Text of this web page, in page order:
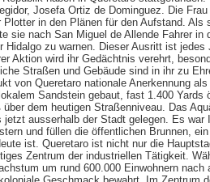
Josefa Ortiz de Dominguez. Die
in den Plänen für den Aufstand. Als
sie nach San Miguel de Allende Fahrer in
Hidalgo zu warnen. Dieser Ausritt ist
Aktion wird ihr Gedächtnis verehrt,
Straßen und Gebäude sind in ihr zu
von Queretaro nationale Anerkennung
Sandstein gebaut, fast 1.400
dem heutigen Straßenniveau. Das
ausserhalb der Stadt gelegen. Es war
und füllen die öffentlichen Brunnen,
ist. Queretaro ist nicht nur die
Zentrum der industriellen Tätigkeit.
um rund 600.000 Einwohnern